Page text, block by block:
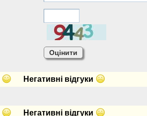
Негативнi вiдгуки
Негативнi вiдгуки